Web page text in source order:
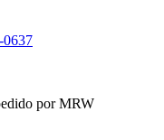
por MRW